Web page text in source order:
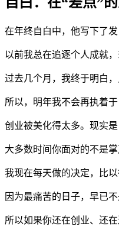
在年终自白中，他写下了发
以前我总在追逐个人成就
过去几个月，我终于明白，
所以，明年我不会再执着
创业被美化得太多。现实
大多数时间你面对的不是
我现在每天做的决定，比
因为最痛苦的日子，早已
所以如果你还在创业、还